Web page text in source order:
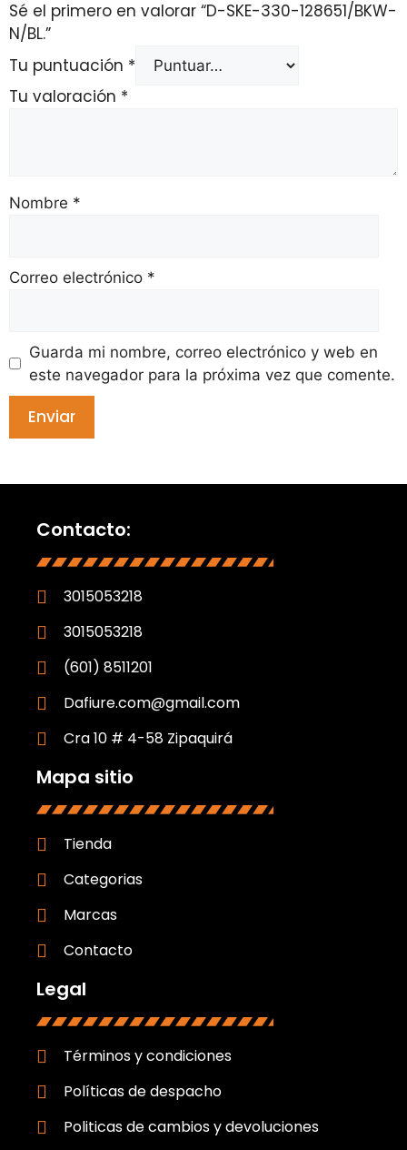
Sé el primero en valorar “D-SKE-330-128651/BKW-
N/BL.”
Tu puntuación *
Tu valoración *
Nombre *
Correo electrónico *
Guarda mi nombre, correo electrónico y web en
este navegador para la próxima vez que comente.
Contacto:
3015053218
3015053218
(601) 8511201
Dafiure.com@gmail.com
Cra 10 # 4-58 Zipaquirá
Mapa sitio
Tienda
Categorias
Marcas
Contacto
Legal
Términos y condiciones
Políticas de despacho
Politicas de cambios y devoluciones